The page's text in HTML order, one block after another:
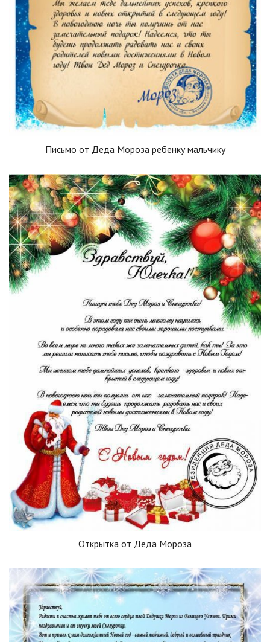
Письмо от Деда Мороза ребенку мальчику
Открытка от Деда Мороза